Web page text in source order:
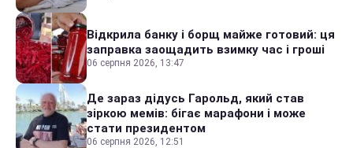
Відкрила банку і борщ майже готовий: ця
заправка заощадить взимку час і гроші
06 серпня 2026, 13:47
Де зараз дідусь Гарольд, який став
зіркою мемів: бігає марафони і може
стати президентом
06 серпня 2026, 12:51